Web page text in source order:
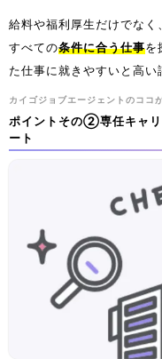
給料や福利厚生だけでなく、
すべての条件に合う仕事を
た仕事に就きやすいと高い
カイゴジョブエージェントのココ
ポイントその②専任キャリ
ート